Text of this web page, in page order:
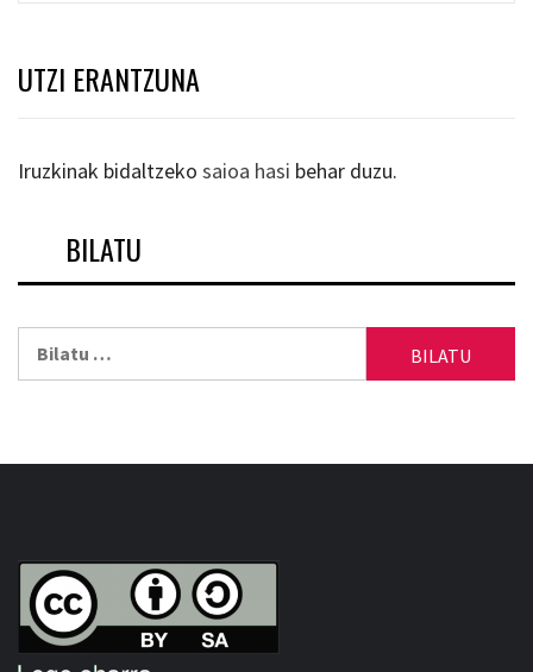
UTZI ERANTZUNA
Iruzkinak bidaltzeko saioa hasi behar duzu.
BILATU